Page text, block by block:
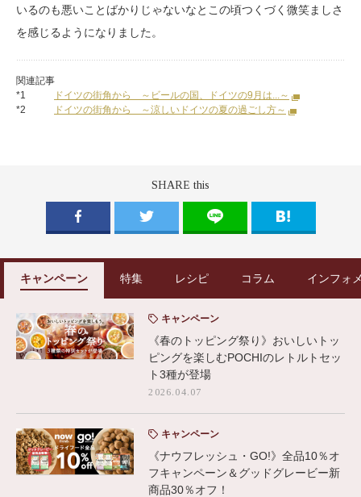
いるのも悪いことばかりじゃないなとこの頃つくづく微笑ましさ
を感じるようになりました。
関連記事
*1
ドイツの街角から ～ビールの国、ドイツの9月は...～
*2
ドイツの街角から ～涼しいドイツの夏の過ごし方～
SHARE this
キャンペーン 特集 レシピ コラム インフォ
キャンペーン
《春のトッピング祭り》おいしいトッ
ピングを楽しむPOCHIのレトルトセッ
ト3種が登場
2026.04.07
キャンペーン
《ナウフレッシュ・GO!》全品10％オ
フキャンペーン＆グッドグレービー新
商品30％オフ！